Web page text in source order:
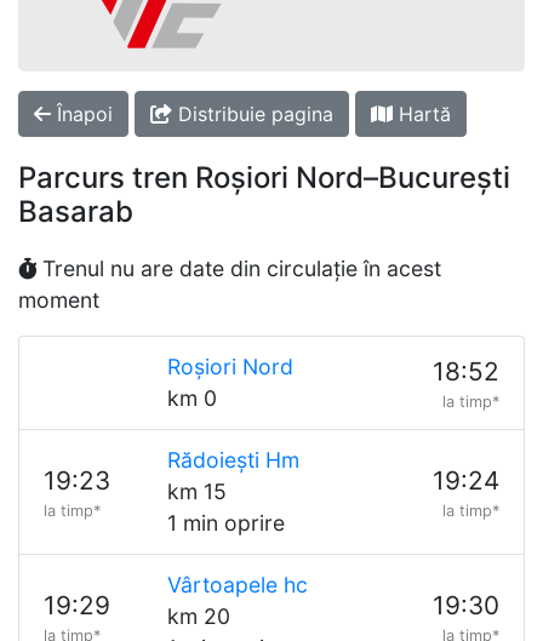
Înapoi Distribuie pagina Hartă
Parcurs tren Roșiori Nord–București
Basarab
Trenul nu are date din circulație în acest
moment
Roșiori Nord
km 0
18:52
la timp*
19:23
la timp*
Rădoiești Hm
km 15
1 min oprire
19:24
la timp*
19:29
la timp*
Vârtoapele hc
km 20
19:30
la timp*